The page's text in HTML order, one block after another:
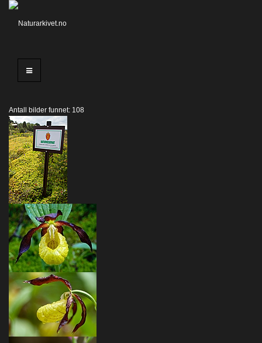
Antall bilder funnet: 108